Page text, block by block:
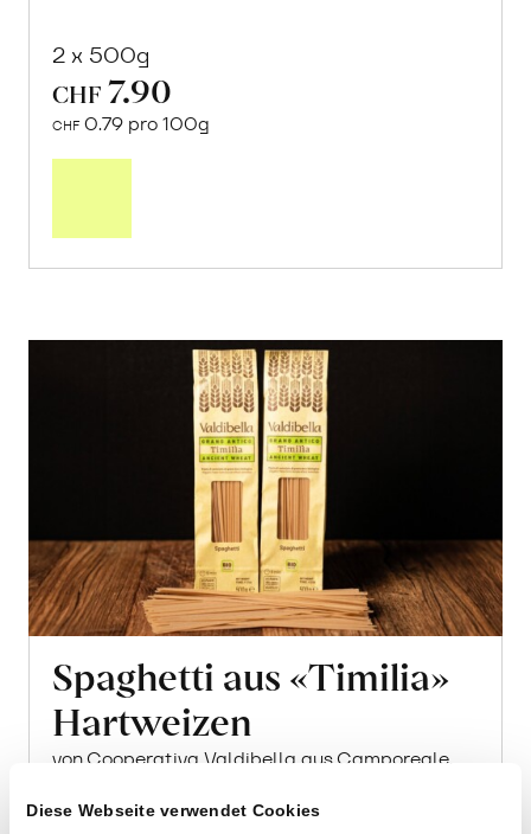
Diese Webseite verwendet Cookies
2 x 500g
CHF 7.90
CHF 0.79 pro 100g
Spaghetti aus «Timilia»
Hartweizen
von Cooperativa Valdibella aus Camporeale,